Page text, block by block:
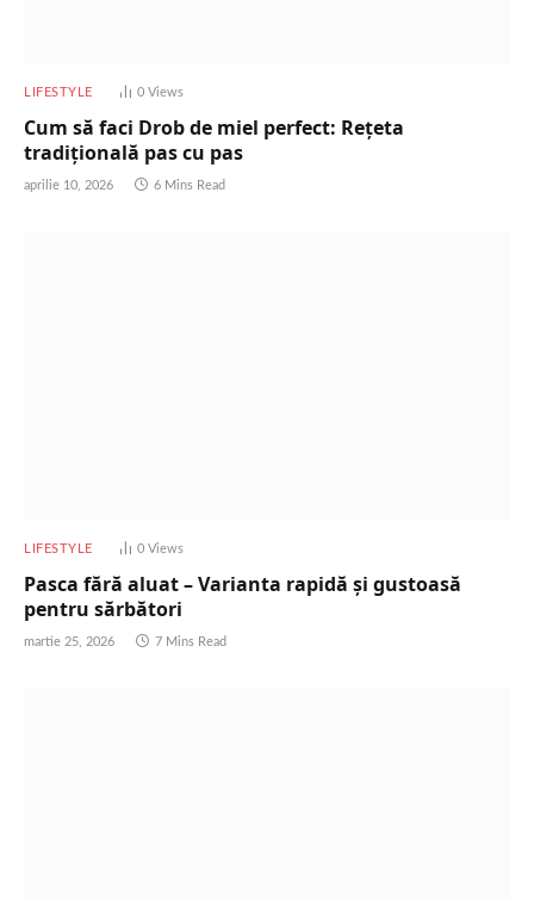
LIFESTYLE 0 Views
Cum să faci Drob de miel perfect: Rețeta
tradițională pas cu pas
aprilie 10, 2026 6 Mins Read
LIFESTYLE 0 Views
Pasca fără aluat – Varianta rapidă și gustoasă
pentru sărbători
martie 25, 2026 7 Mins Read